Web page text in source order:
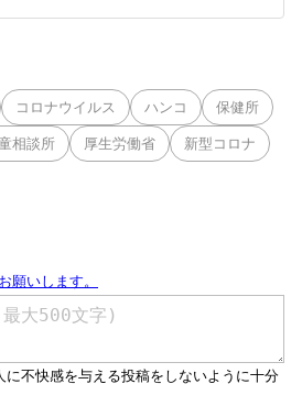
コロナウイルス ハンコ 保健所
相談所 厚生労働省 新型コロナ